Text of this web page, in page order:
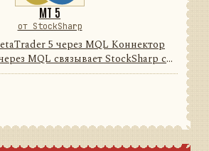
MT 5
от StockSharp
5 через MQL Коннектор
MQL связывает StockSharp с
5 через поставляемый
нативный/FIX-мост. Он